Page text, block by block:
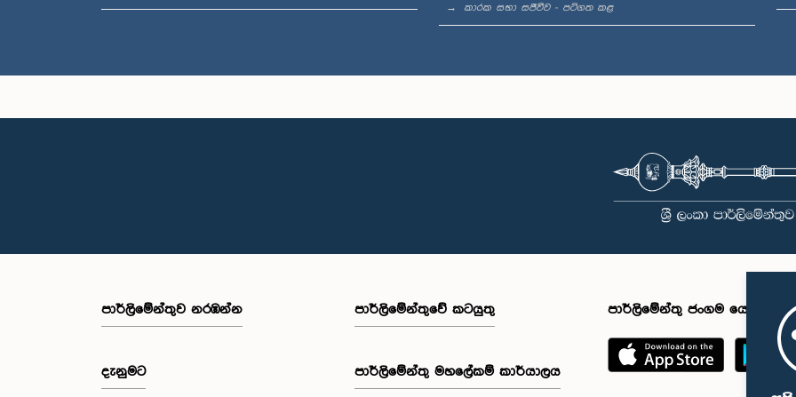
කාරක සභා සජීවීව - පටිගත කළ
පාර්ලි‌මේන්තුව නරඹන්න
දැනුමට
පාර්ලිමේන්තුවේ කටයුතු
පාර්ලිමේන්තු මහලේකම් කාර්යාලය
පාර්ලිමේන්තු ජංගම යෙදුම